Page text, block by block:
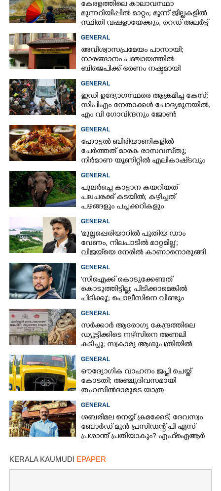
കേരളത്തിലെ കാലാവസ്ഥാ
മുന്നറിയിപ്പിൽ മാറ്റം; മൂന്ന് ജില്ലകളിൽ
സ്ഥിതി വഷളായേക്കും, റെഡ് അലർട്ട്
GENERAL
അവിശ്വാസപ്രമേയം പാസായി;
നാരങ്ങാനം പഞ്ചായത്തിൽ
ബിജെപിക്ക് ഭരണം നഷ്ടമായി
GENERAL
ഇഡി ഉദ്യോഗസ്ഥരെ ആക്രമിച്ച കേസ്;
സിപിഎം നേതാക്കൾ ചോദ്യമുനയിൽ,
എം വി ഗോവിന്ദനും ജോൺ
GENERAL
ഹോട്ടൽ ബിരിയാണികളിൽ
ചേർത്തത് മാരക രാസവസ്‌തു;
നിർമാണ യൂണിറ്റിൽ എലികാഷ്‌ടവും
GENERAL
പുലർച്ചെ കാട്ടാന കയറിയത്
പലചരക്ക് കടയിൽ; കഴിച്ചത്
പഴങ്ങളും പച്ചക്കറികളും
GENERAL
'മുല്ലപ്പെരിയാറിൽ പുതിയ ഡാം
വേണം, നിലപാടിൽ മാറ്റമില്ല';
വിജയ്‌യെ നേരിൽ കാണാനൊരുങ്ങി
GENERAL
'സിഐക്ക് കൊടുക്കേണ്ടത്
കൊടുത്തിട്ടില്ല; പിടിക്കാമെങ്കിൽ
പിടിക്കൂ'; പൊലീസിനെ വീണ്ടും
GENERAL
സർക്കാർ ആരോഗ്യ കേന്ദ്രത്തിലെ
ഡ്യൂട്ടിക്കിടെ നഴ്സിനെ അണലി
കടിച്ചു; സ്വകാര്യ ആശുപത്രിയിൽ
GENERAL
ഔദ്യോഗിക വാഹനം ജപ്തി ചെയ്ത്
കോടതി; അഞ്ചുദിവസമായി
തഹസിൽദാരുടെ യാത്ര
GENERAL
ശബരിമല നെയ്യ് ക്രമക്കേട്; ദേവസ്വം
ബോർഡ് മുൻ പ്രസിഡന്റ് പി എസ്
പ്രശാന്ത് പ്രതിയാകും? എഫ്ഐആർ
KERALA KAUMUDI EPAPER